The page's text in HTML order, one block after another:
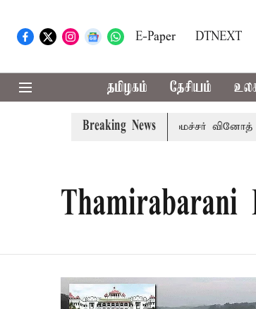
E-Paper DTNEXT
தமிழகம் தேசியம்
Breaking News
தவிர்க்க வேண்டும்: அமைச்சர் வினோத் 5
Thamirabarani